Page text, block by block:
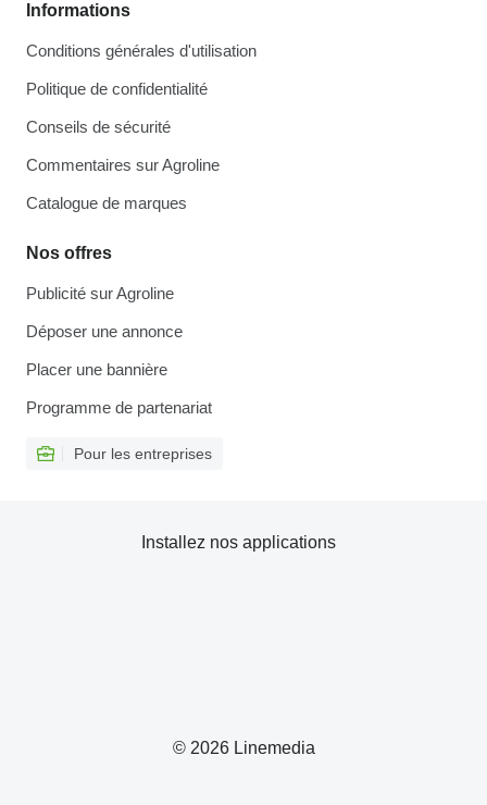
Informations
Conditions générales d'utilisation
Politique de confidentialité
Conseils de sécurité
Commentaires sur Agroline
Catalogue de marques
Nos offres
Publicité sur Agroline
Déposer une annonce
Placer une bannière
Programme de partenariat
Pour les entreprises
© 2026 Linemedia
Installez nos applications